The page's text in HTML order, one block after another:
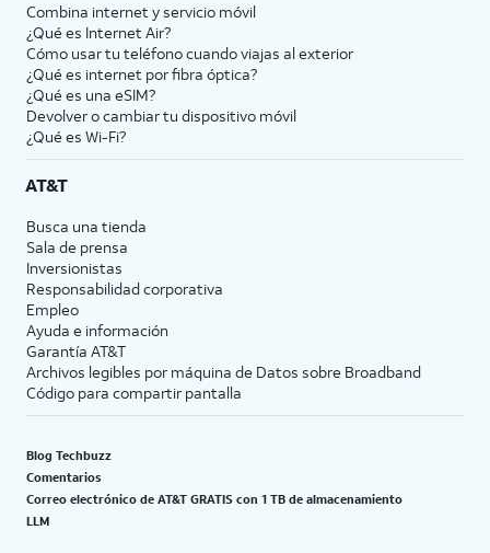
Combina internet y servicio móvil
¿Qué es Internet Air?
Cómo usar tu teléfono cuando viajas al exterior
¿Qué es internet por fibra óptica?
¿Qué es una eSIM?
Devolver o cambiar tu dispositivo móvil
¿Qué es Wi-Fi?
AT&T
Busca una tienda
Sala de prensa
Inversionistas
Responsabilidad corporativa
Empleo
Ayuda e información
Garantía AT&T
Archivos legibles por máquina de Datos sobre Broadband
Código para compartir pantalla
Blog Techbuzz
Comentarios
Correo electrónico de AT&T GRATIS con 1 TB de almacenamiento
LLM